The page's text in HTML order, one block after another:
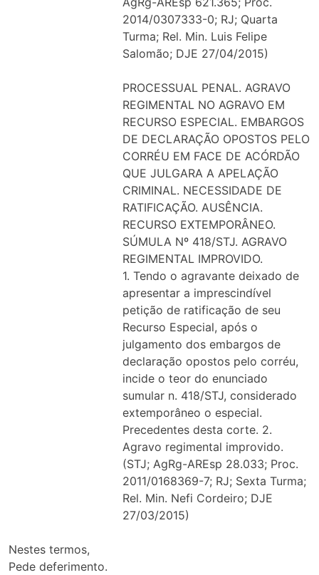
2014/0307333-0; RJ; Quarta
Turma; Rel. Min. Luis Felipe
Salomão; DJE 27/04/2015)
PROCESSUAL PENAL. AGRAVO
REGIMENTAL NO AGRAVO EM
RECURSO ESPECIAL. EMBARGOS
DE DECLARAÇÃO OPOSTOS PELO
CORRÉU EM FACE DE ACÓRDÃO
QUE JULGARA A APELAÇÃO
CRIMINAL. NECESSIDADE DE
RATIFICAÇÃO. AUSÊNCIA.
RECURSO EXTEMPORÂNEO.
SÚMULA Nº 418/STJ. AGRAVO
REGIMENTAL IMPROVIDO.
1. Tendo o agravante deixado de
apresentar a imprescindível
petição de ratificação de seu
Recurso Especial, após o
julgamento dos embargos de
declaração opostos pelo corréu,
incide o teor do enunciado
sumular n. 418/STJ, considerado
extemporâneo o especial.
Precedentes desta corte. 2.
Agravo regimental improvido.
(STJ; AgRg-AREsp 28.033; Proc.
2011/0168369-7; RJ; Sexta Turma;
Rel. Min. Nefi Cordeiro; DJE
27/03/2015)
Nestes termos,
Pede deferimento.